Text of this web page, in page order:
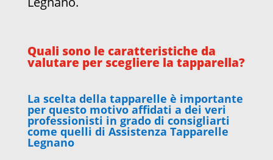
Quali sono le caratteristiche da
valutare per scegliere la tapparella?
La scelta della tapparelle è importante
per questo motivo affidati a dei veri
professionisti in grado di consigliarti
come quelli di Assistenza Tapparelle
Legnano